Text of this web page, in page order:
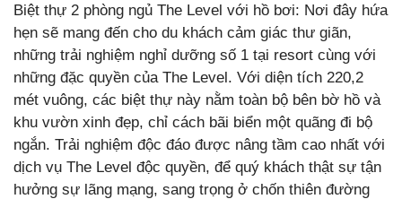
Biệt thự 2 phòng ngủ The Level với hồ bơi: Nơi đây hứa
hẹn sẽ mang đến cho du khách cảm giác thư giãn,
những trải nghiệm nghỉ dưỡng số 1 tại resort cùng với
những đặc quyền của The Level. Với diện tích 220,2
mét vuông, các biệt thự này nằm toàn bộ bên bờ hồ và
khu vườn xinh đẹp, chỉ cách bãi biển một quãng đi bộ
ngắn. Trải nghiệm độc đáo được nâng tầm cao nhất với
dịch vụ The Level độc quyền, để quý khách thật sự tận
hưởng sự lãng mạng, sang trọng ở chốn thiên đường